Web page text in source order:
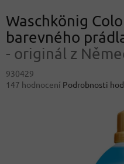
Waschkönig
barevného
- originál z
930429
Průměrné
147 hodnocení Podrobnosti